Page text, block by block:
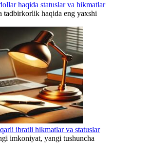
haqida statuslar va hikmatlar
tadbirkorlik haqida eng yaxshi
ibratli hikmatlar va statuslar
imkoniyat, yangi tushuncha